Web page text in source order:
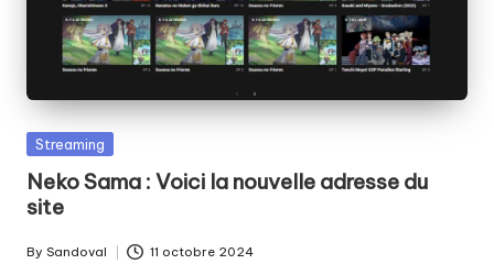
Posted
Streaming
Neko Sama : Voici la nouvelle adresse du
site
Posted
By Sandoval 11 octobre 2024